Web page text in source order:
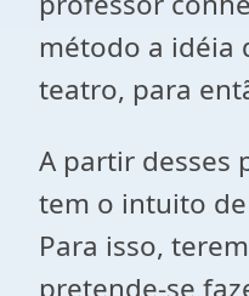
método a idéia
teatro, para
A partir desses
tem o intuito
Para isso,
pretende-se